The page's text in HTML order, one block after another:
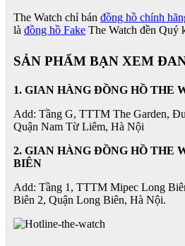
The Watch chỉ bán đồng hồ chính
là đồng hồ Fake The Watch đền Quý
SẢN PHẨM BẠN XEM
1. GIAN HÀNG ĐỒNG HỒ THE
Add: Tầng G, TTTM The Garden,
Quận Nam Từ Liêm, Hà Nội
2. GIAN HÀNG ĐỒNG HỒ THE
BIÊN
Add: Tầng 1, TTTM Mipec Long
Biên 2, Quận Long Biên, Hà Nội.